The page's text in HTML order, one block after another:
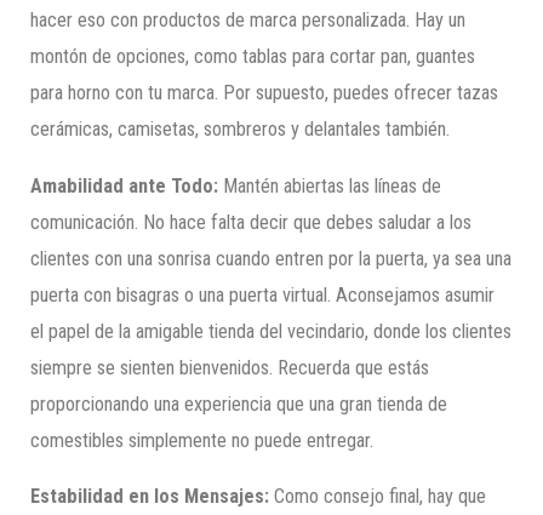
hacer eso con productos de marca personalizada. Hay un
montón de opciones, como tablas para cortar pan, guantes
para horno con tu marca. Por supuesto, puedes ofrecer tazas
cerámicas, camisetas, sombreros y delantales también.
Amabilidad ante Todo: Mantén abiertas las líneas de
comunicación. No hace falta decir que debes saludar a los
clientes con una sonrisa cuando entren por la puerta, ya sea una
puerta con bisagras o una puerta virtual. Aconsejamos asumir
el papel de la amigable tienda del vecindario, donde los clientes
siempre se sienten bienvenidos. Recuerda que estás
proporcionando una experiencia que una gran tienda de
comestibles simplemente no puede entregar.
Estabilidad en los Mensajes: Como consejo final, hay que